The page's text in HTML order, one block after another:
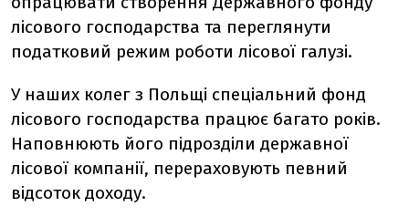
лісового господарства та переглянути
податковий режим роботи лісової галузі.
У наших колег з Польщі спеціальний фонд
лісового господарства працює багато років.
Наповнюють його підрозділи державної
лісової компанії, перераховують певний
відсоток доходу.